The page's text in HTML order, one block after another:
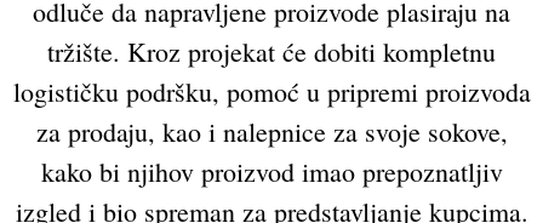
odluče da napravljene proizvode plasiraju na
tržište. Kroz projekat će dobiti kompletnu
logističku podršku, pomoć u pripremi proizvoda
za prodaju, kao i nalepnice za svoje sokove,
kako bi njihov proizvod imao prepoznatljiv
izgled i bio spreman za predstavljanje kupcima.